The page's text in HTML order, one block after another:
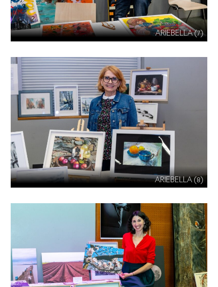
ARIEBELLA (7)
ARIEBELLA (8)